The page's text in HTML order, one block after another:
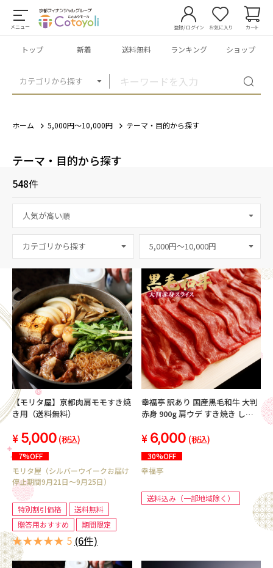
メニュー
カテゴリから探す
登録/ログイン お気に入り カート
トップ 新着 送料無料 ランキング ショップ
ホーム 5,000円～10,000円 テーマ・目的から探す
テーマ・目的から探す
548件
カテゴリから探す
【モリタ屋】京都肉肩モモすき焼
き用（送料無料）
5,000 (税込)
7%OFF
モリタ屋（シルバーウイークお届け
停止期間9月21日～9月25日）
特別割引価格
送料無料
贈答用おすすめ
期間限定
★★★★★ 5 (6件)
幸福亭 訳あり 国産黒毛和牛 大判
赤身 900g 肩ウデ すき焼き しゃ
(300g×3)
6,000 (税込)
30%OFF
幸福亭
送料込み（一部地域除く）